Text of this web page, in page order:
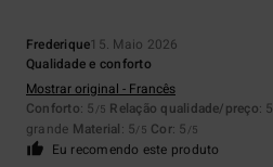
Frederique15. Maio 2026
Qualidade e conforto
Mostrar original - Francês
Conforto: 5 /5 Relação qualidade/preço: 5
grande Material: 5/5 Cor: 5 /5
Eu recomendo este produto